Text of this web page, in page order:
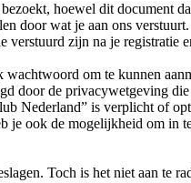
hoewel dit document
wat je aan ons
zijn na je registratie
om te kunnen
door de privacywetgeving
Nederland” is verplicht of
ook de mogelijkheid om in
Toch is het niet aan te